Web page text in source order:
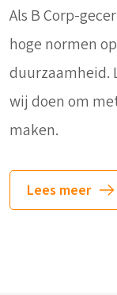
Als B Corp-
hoge normen
duurzaamheid.
wij doen om
maken.
Lees meer